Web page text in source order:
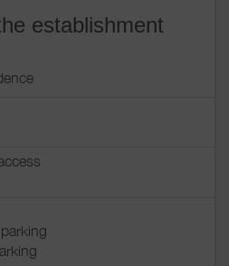
establishment